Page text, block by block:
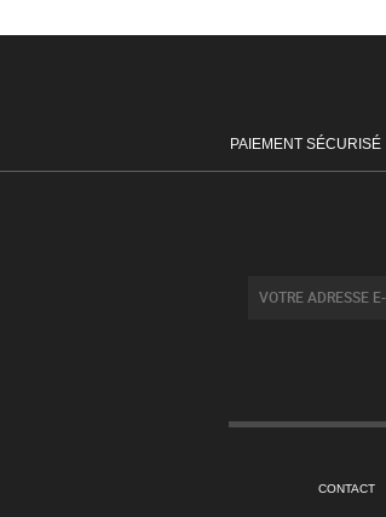
PAIEMENT SÉCURISÉ
CONTACT